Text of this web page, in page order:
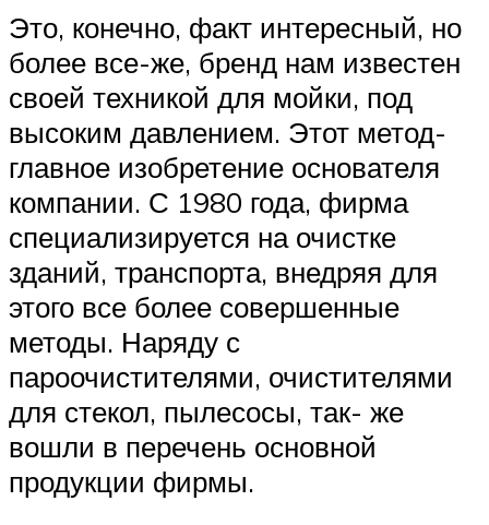
Это, конечно, факт интересный, но
более все-же, бренд нам известен
своей техникой для мойки, под
высоким давлением. Этот метод-
главное изобретение основателя
компании. С 1980 года, фирма
специализируется на очистке
зданий, транспорта, внедряя для
этого все более совершенные
методы. Наряду с
пароочистителями, очистителями
для стекол, пылесосы, так- же
вошли в перечень основной
продукции фирмы.